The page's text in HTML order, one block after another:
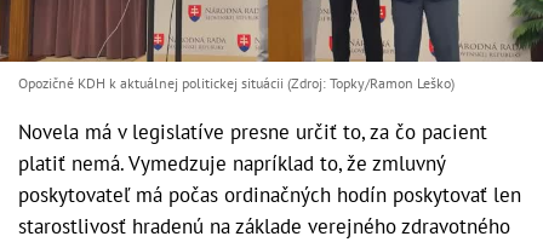
Opozičné KDH k aktuálnej politickej situácii (Zdroj: Topky/Ramon Leško)
Novela má v legislatíve presne určiť to, za čo pacient
platiť nemá. Vymedzuje napríklad to, že zmluvný
poskytovateľ má počas ordinačných hodín poskytovať len
starostlivosť hradenú na základe verejného zdravotného